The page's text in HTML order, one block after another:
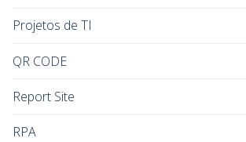
Projetos de TI
QR CODE
Report Site
RPA